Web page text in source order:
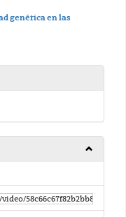
genérica en las